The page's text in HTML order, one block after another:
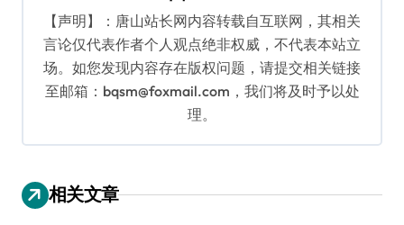
【声明】：唐山站长网内容转载自互联网，其相关
言论仅代表作者个人观点绝非权威，不代表本站立
场。如您发现内容存在版权问题，请提交相关链接
至邮箱：bqsm@foxmail.com，我们将及时予以处
理。
相关文章